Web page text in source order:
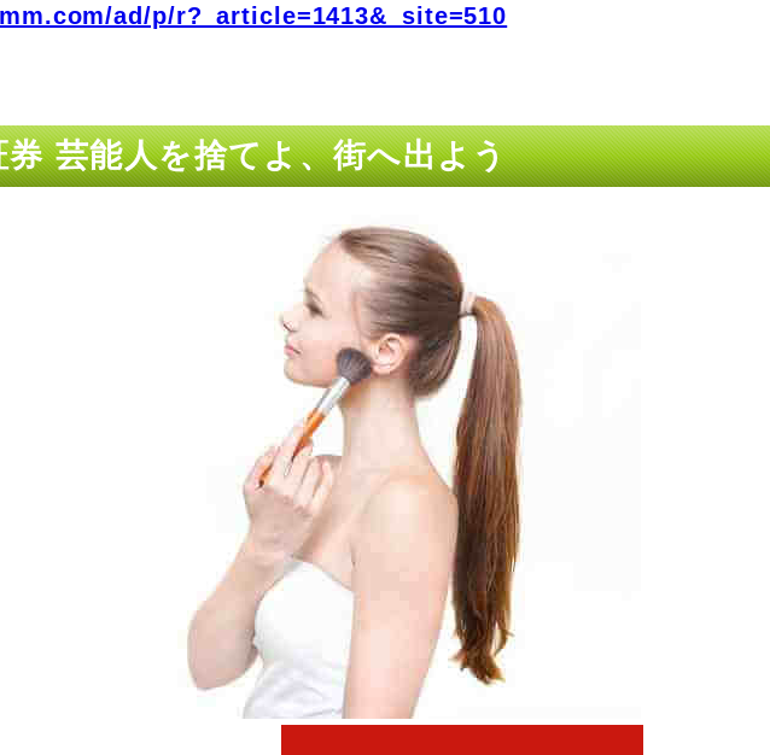
ad/p/r?_article=1413&_site=510
芸能人を捨てよ、街へ出よう